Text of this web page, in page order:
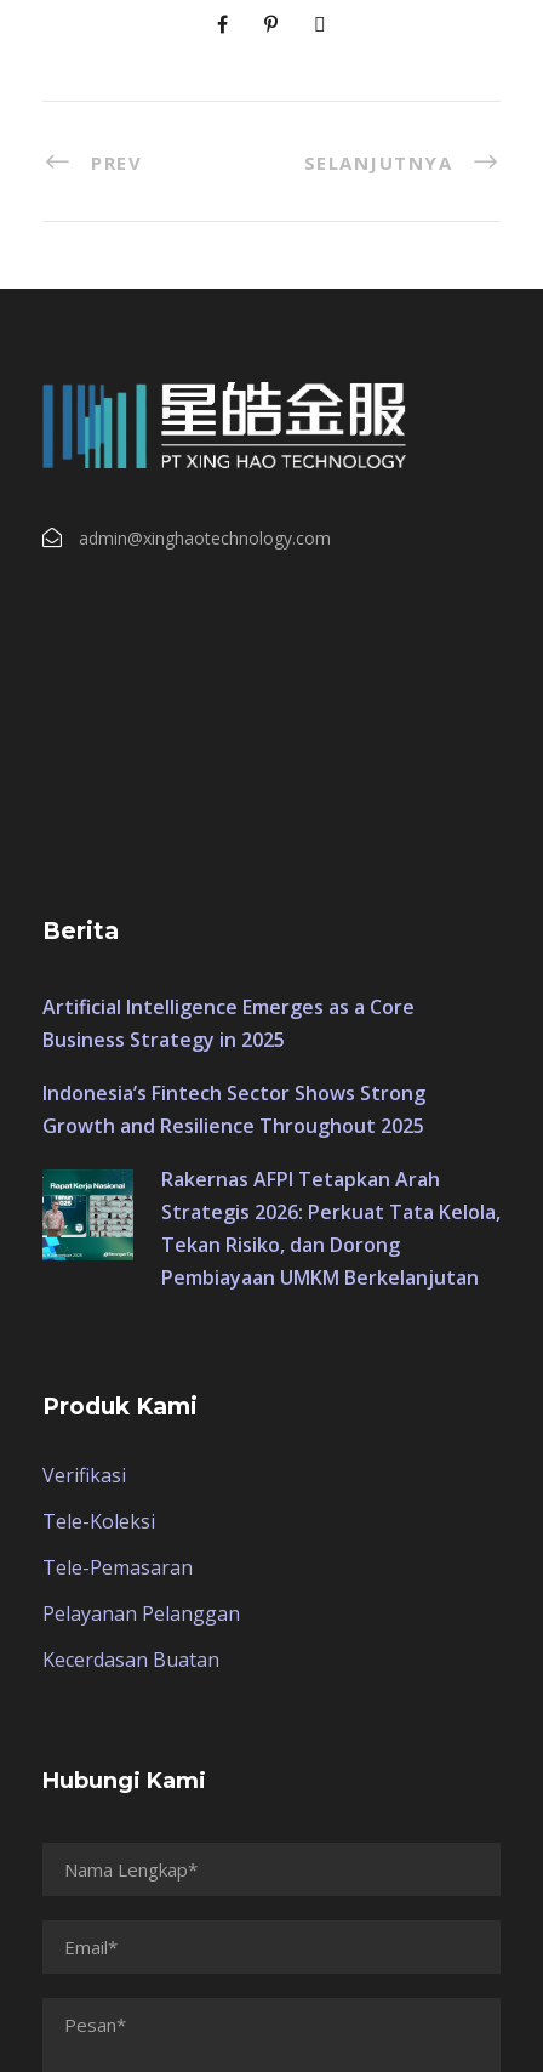
PREV SELANJUTNYA
admin@xinghaotechnology.com
Berita
Artificial Intelligence Emerges as a Core
Business Strategy in 2025
Indonesia’s Fintech Sector Shows Strong
Growth and Resilience Throughout 2025
Rakernas AFPI Tetapkan Arah
Strategis 2026: Perkuat Tata Kelola,
Tekan Risiko, dan Dorong
Pembiayaan UMKM Berkelanjutan
Produk Kami
Verifikasi
Tele-Koleksi
Tele-Pemasaran
Pelayanan Pelanggan
Kecerdasan Buatan
Hubungi Kami